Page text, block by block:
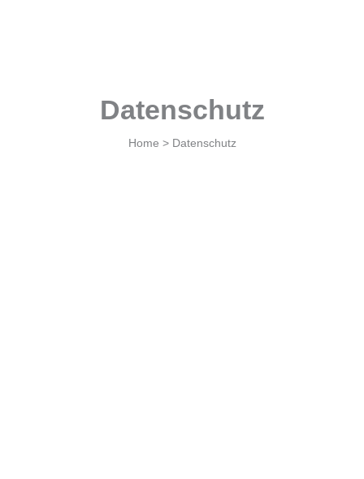
Datenschutz
Home > Datenschutz